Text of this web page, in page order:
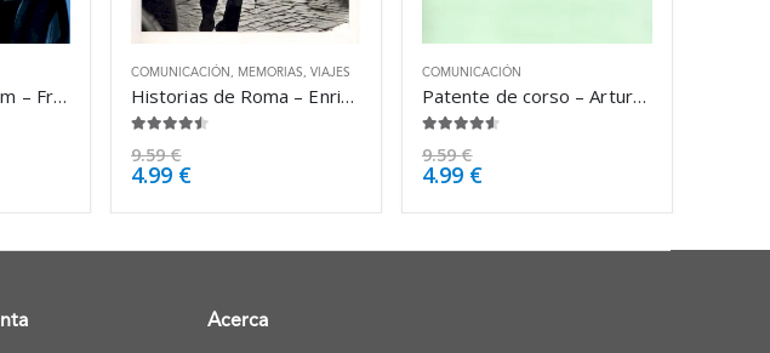
Cómo analizar un film – Francesco Casetti
COMUNICACIÓN MEMORIAS VIAJES
Historias de Roma – Enric González
9.59€
4.99 €
COMUNICACIÓN
Patente de corso – Arturo Pérez-Reverte
9.59€
4.99 €
Acerca